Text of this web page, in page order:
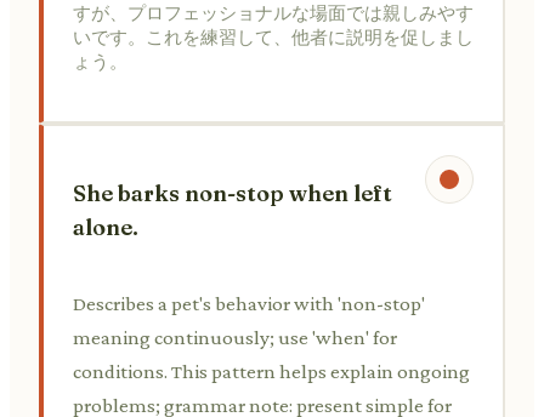
すが、プロフェッショナルな場面では親しみやす
いです。これを練習して、他者に説明を促しまし
ょう。
She barks non-stop when left
alone.
Describes a pet's behavior with 'non-stop'
meaning continuously; use 'when' for
conditions. This pattern helps explain ongoing
problems; grammar note: present simple for